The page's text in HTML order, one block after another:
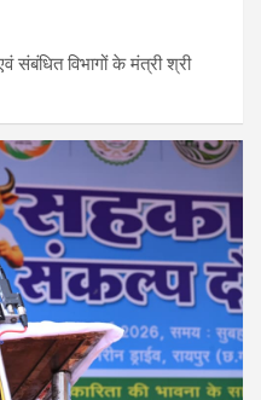
संबंधित विभागों के मंत्री श्री